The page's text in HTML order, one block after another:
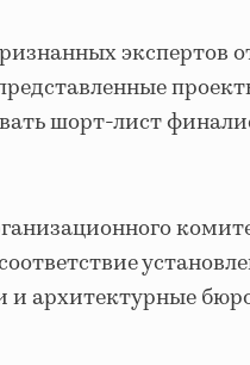
экспертов
шорт-лист
и архитектурные